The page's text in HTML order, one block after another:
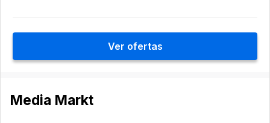
Ver ofertas
Media Markt